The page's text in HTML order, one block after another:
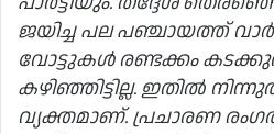
ജയിച്ച പല പഞ്ചായത്ത്
വോട്ടുകൾ രണ്ടക്കം
കഴിഞ്ഞിട്ടില്ല. ഇതിൽ
വ്യക്തമാണ്. പ്രചാരണ